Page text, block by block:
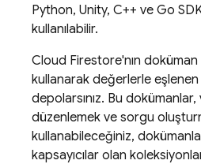
Python, Unity, C++ ve Go
kullanılabilir.
Cloud Firestore'nın
kullanarak değerlerle
depolarsınız. Bu dokümanlar,
düzenlemek ve sorgu
kullanabileceğiniz,
kapsayıcılar olan